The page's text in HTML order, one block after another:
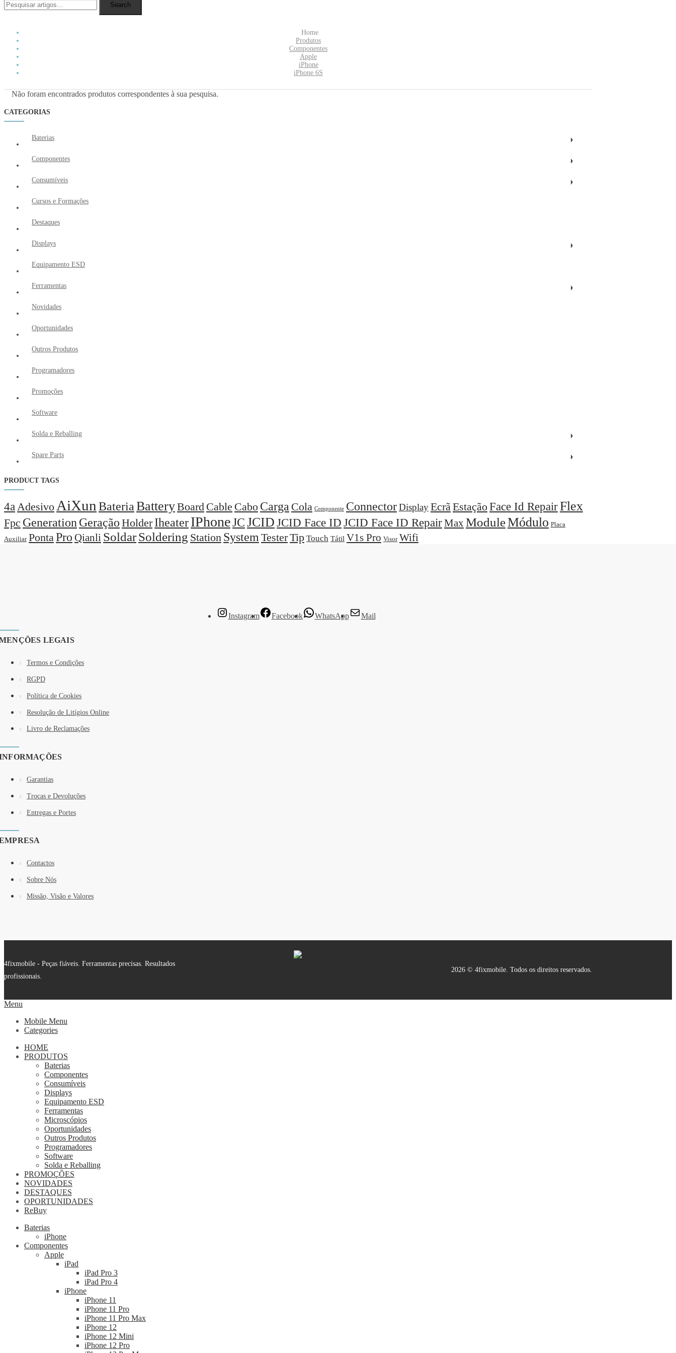
Search
Home
Produtos
Componentes
Apple
iPhone
iPhone 6S
Não foram encontrados produtos correspondentes à sua pesquisa.
CATEGORIAS
Baterias
Componentes
Consumíveis
Cursos e Formações
Destaques
Displays
Equipamento ESD
Ferramentas
Novidades
Oportunidades
Outros Produtos
Programadores
Promoções
Software
Solda e Reballing
Spare Parts
PRODUCT TAGS
4aAdesivo AiXun BateriaBatteryBoard Cable Cabo Carga Cola Componente ConnectorDisplayEcrãEstaçãoFace Id RepairFlex
Fpc Generation Geração Holder IheaterIPhoneJCJCIDJCID Face IDJCID Face ID RepairMaxModuleMódulo Placa
Auxiliar PontaPro Qianli SoldarSoldering Station System TesterTip Touch Tátil V1s Pro Visor Wifi
Instagram Facebook WhatsApp Mail
LEGAIS
Termos e Condições
RGPD
Política de Cookies
Resolução de Litígios Online
Livro de Reclamações
Garantias
Trocas e Devoluções
Entregas e Portes
Contactos
Sobre Nós
Missão, Visão e Valores
4fixmobile - Peças fiáveis. Ferramentas precisas. Resultados
profissionais.
2026 © 4fixmobile. Todos os direitos reservados.
Menu
Mobile Menu
Categories
HOME
PRODUTOS
Baterias
Componentes
Consumíveis
Displays
Equipamento ESD
Ferramentas
Microscópios
Oportunidades
Outros Produtos
Programadores
Software
Solda e Reballing
PROMOÇÕES
NOVIDADES
DESTAQUES
OPORTUNIDADES
ReBuy
Baterias
iPhone
Componentes
Apple
iPad
iPad Pro 3
iPad Pro 4
iPhone
iPhone 11
iPhone 11 Pro
iPhone 11 Pro Max
iPhone 12
iPhone 12 Mini
iPhone 12 Pro